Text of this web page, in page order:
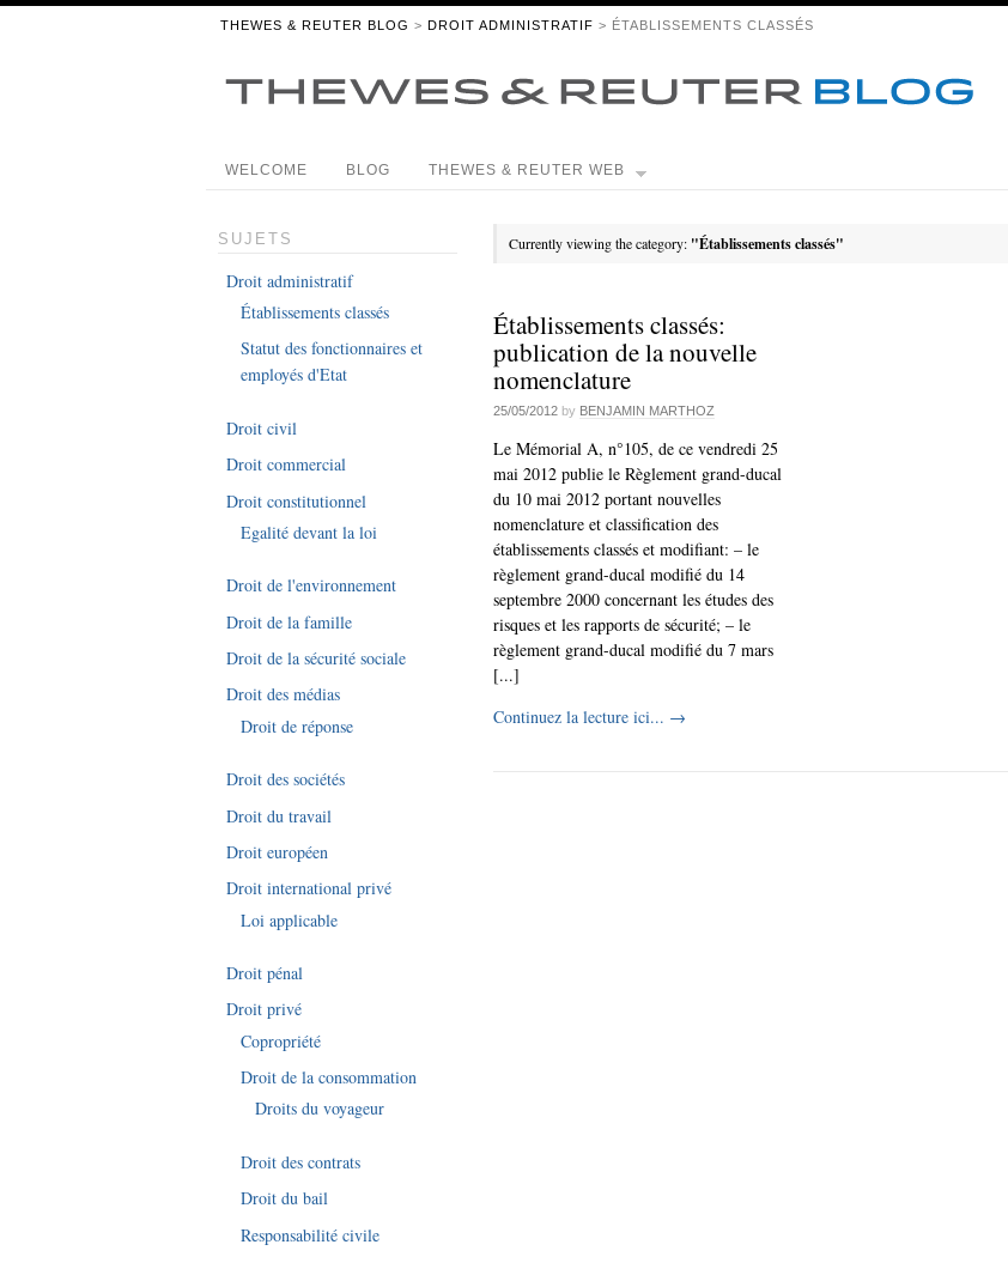
THEWES & REUTER BLOG > DROIT ADMINISTRATIF > ÉTABLISSEMENTS CLASSÉS
WELCOME BLOG THEWES & REUTER WEB
Currently viewing the category: "Établissements classés"
Établissements classés:
publication de la nouvelle
nomenclature
25/05/2012 by BENJAMIN MARTHOZ
Le Mémorial A, n°105, de ce vendredi 25
mai 2012 publie le Règlement grand-ducal
du 10 mai 2012 portant nouvelles
nomenclature et classification des
établissements classés et modifiant: – le
règlement grand-ducal modifié du 14
septembre 2000 concernant les études des
risques et les rapports de sécurité; – le
règlement grand-ducal modifié du 7 mars
[...]
Continuez la lecture ici... →
SUJETS
Droit administratif
Établissements classés
Statut des fonctionnaires et
employés d'Etat
Droit civil
Droit commercial
Droit constitutionnel
Egalité devant la loi
Droit de l'environnement
Droit de la famille
Droit de la sécurité sociale
Droit des médias
Droit de réponse
Droit des sociétés
Droit du travail
Droit européen
Droit international privé
Loi applicable
Droit pénal
Droit privé
Copropriété
Droit de la consommation
Droits du voyageur
Droit des contrats
Droit du bail
Responsabilité civile